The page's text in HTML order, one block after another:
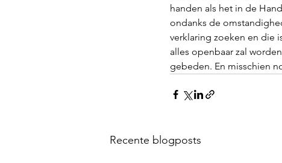
handen als het in de
ondanks de
verklaring zoeken en die
alles openbaar zal
gebeden. En misschien
Recente blogposts